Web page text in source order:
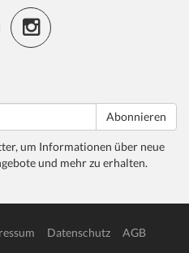
Abonnieren
um Informationen über neue
und mehr zu erhalten.
Datenschutz
AGB